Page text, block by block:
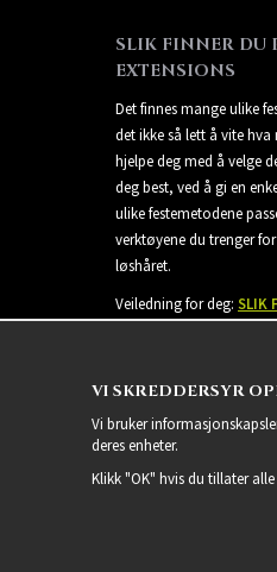
SLIK FINNER DU
EXTENSIONS
Det finnes mange ulike
det ikke så lett å vite
hjelpe deg med å velge
deg best, ved å gi en
ulike festemetodene
verktøyene du trenger
løshåret.
Veiledning for deg: SLIK
VI SKREDDERSYR
Vi bruker
deres enheter.
Klikk "OK" hvis du tillater